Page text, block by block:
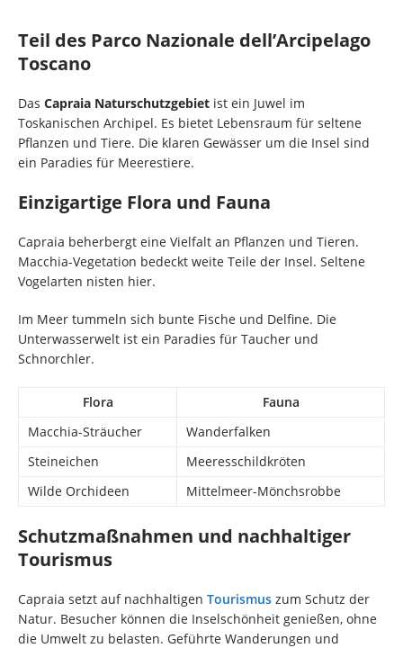
Teil des Parco Nazionale dell’Arcipelago
Toscano
Das Capraia Naturschutzgebiet ist ein Juwel im
Toskanischen Archipel. Es bietet Lebensraum für seltene
Pflanzen und Tiere. Die klaren Gewässer um die Insel sind
ein Paradies für Meerestiere.
Einzigartige Flora und Fauna
Capraia beherbergt eine Vielfalt an Pflanzen und Tieren.
Macchia-Vegetation bedeckt weite Teile der Insel. Seltene
Vogelarten nisten hier.
Im Meer tummeln sich bunte Fische und Delfine. Die
Unterwasserwelt ist ein Paradies für Taucher und
Schnorchler.
Flora
Fauna
Macchia-Sträucher
Wanderfalken
Steineichen
Meeresschildkröten
Wilde Orchideen
Mittelmeer-Mönchsrobbe
Schutzmaßnahmen und nachhaltiger
Tourismus
Capraia setzt auf nachhaltigen Tourismus zum Schutz der
Natur. Besucher können die Inselschönheit genießen, ohne
die Umwelt zu belasten. Geführte Wanderungen und